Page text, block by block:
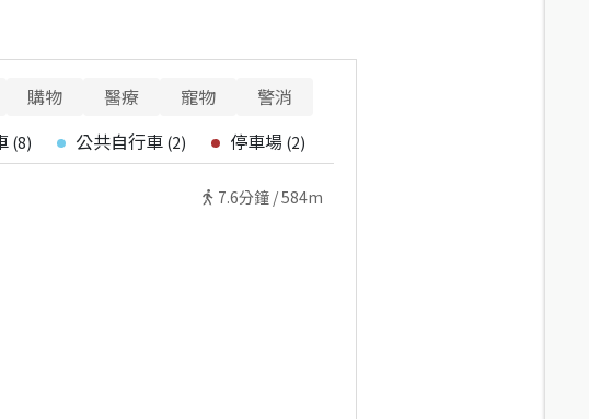
購物 醫療 寵物
警消
(8) 公共自行車 (2) 停車場 (2)
7.6分鐘 /584m